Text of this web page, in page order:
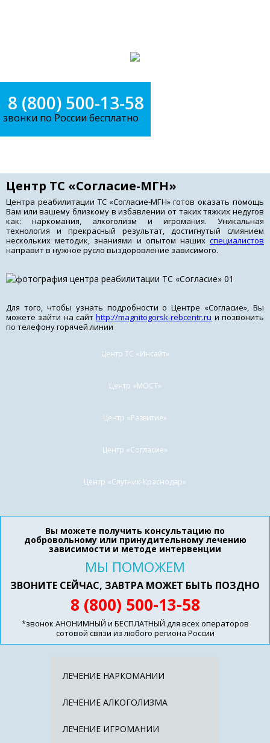
8 (800) 500-13-58
звонки по России бесплатно
Центр ТС «Согласие-МГН»
Центра реабилитации ТС «Согласие-МГН» готов оказать помощь
Вам или вашему близкому в избавлении от таких тяжких недугов
как: наркомания, алкоголизм и игромания. Уникальная
технология и прекрасный результат, достигнутый слиянием
нескольких методик, знаниями и опытом наших специалистов
направит в нужное русло выздоровление зависимого.
Для того, чтобы узнать подробности о Центре «Согласие», Вы
можете зайти на сайтhttp://magnitogorsk-rebcentr.ru и позвонить
по телефону горячей линии
Центр ТС «Инсайт»
Центр «МОСТ»
Центр «Развитие»
Центр «Согласие»
Центр «Спутник-Краснодар»
Вы можете получить консультацию по
добровольному или принудительному лечению
зависимости и методе интервенции
МЫ ПОМОЖЕМ
ЗВОНИТЕ СЕЙЧАС, ЗАВТРА МОЖЕТ БЫТЬ ПОЗДНО
8 (800) 500-13-58
*звонок АНОНИМНЫЙ и БЕСПЛАТНЫЙ для всех операторов
сотовой связи из любого региона России
ЛЕЧЕНИЕ НАРКОМАНИИ
ЛЕЧЕНИЕ АЛКОГОЛИЗМА
ЛЕЧЕНИЕ ИГРОМАНИИ